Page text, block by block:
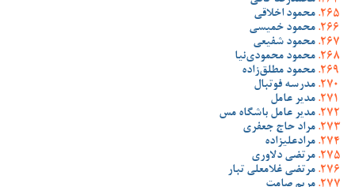
محمود اخلاقی
محمود خمیسی
محمود شفیعی
محمود محمودی‌نیا
محمود مطلق‌زاده
مدرسه فوتبال
مدیر عامل
مدیر عامل باشگاه مس
مراد حاج جعفری
مرادعلیزاده
مرتضی دلاوری
مرتضی غلامعلی تبار